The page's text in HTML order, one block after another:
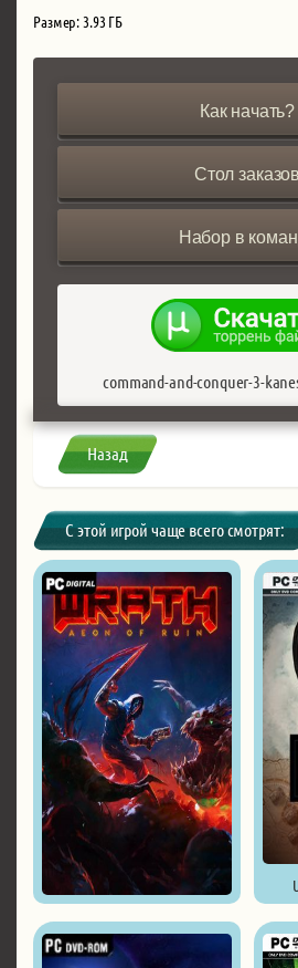
Размер: 3.93 ГБ
Как начать?
Стол заказов
Набор в
command-and-conquer-3-
Назад
С этой игрой чаще всего смотрят: